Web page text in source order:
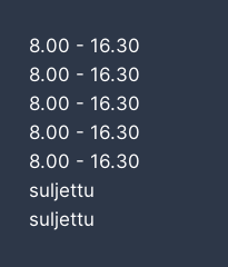
8.00 - 16.30
8.00 - 16.30
8.00 - 16.30
8.00 - 16.30
8.00 - 16.30
suljettu
suljettu